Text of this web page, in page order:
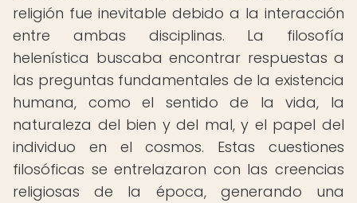
religión fue inevitable debido a la interacción
entre ambas disciplinas. La filosofía
helenística buscaba encontrar respuestas a
las preguntas fundamentales de la existencia
humana, como el sentido de la vida, la
naturaleza del bien y del mal, y el papel del
individuo en el cosmos. Estas cuestiones
filosóficas se entrelazaron con las creencias
religiosas de la época, generando una